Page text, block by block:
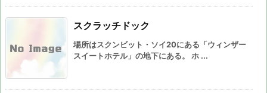
スクラッチドック
場所はスクンビット・ソイ20にある「ウィンザー
スイートホテル」の地下にある。 ホ ...